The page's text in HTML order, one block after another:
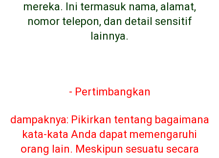
mereka. Ini termasuk nama, alamat,
nomor telepon, dan detail sensitif
lainnya.
- Pertimbangkan
dampaknya: Pikirkan tentang bagaimana
kata-kata Anda dapat memengaruhi
orang lain. Meskipun sesuatu secara